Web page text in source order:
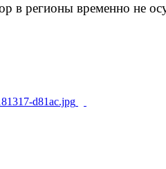
в регионы временно не